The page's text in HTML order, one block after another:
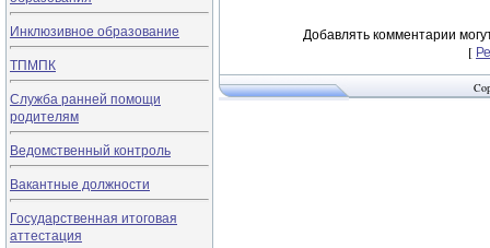
Инклюзивное образование
ТПМПК
Служба ранней помощи
родителям
Ведомственный контроль
Вакантные должности
Государственная итоговая
аттестация
Добавлять комментарии
[